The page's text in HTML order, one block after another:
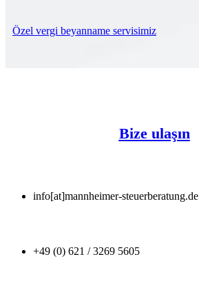
Özel vergi beyanname servisimiz
Bize ulaşın
info[at]mannheimer-steuerberatung.de
+49 (0) 621 / 3269 5605